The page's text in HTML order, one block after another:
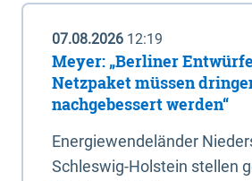
07.08.2026 12:19
Meyer: „Berliner
Netzpaket müssen
nachgebessert werden“
Energiewendeländer
Schleswig-Holstein stellen